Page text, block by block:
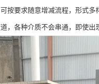
按要求随意增减流程，形式多
，各种介质不会串通，即使出